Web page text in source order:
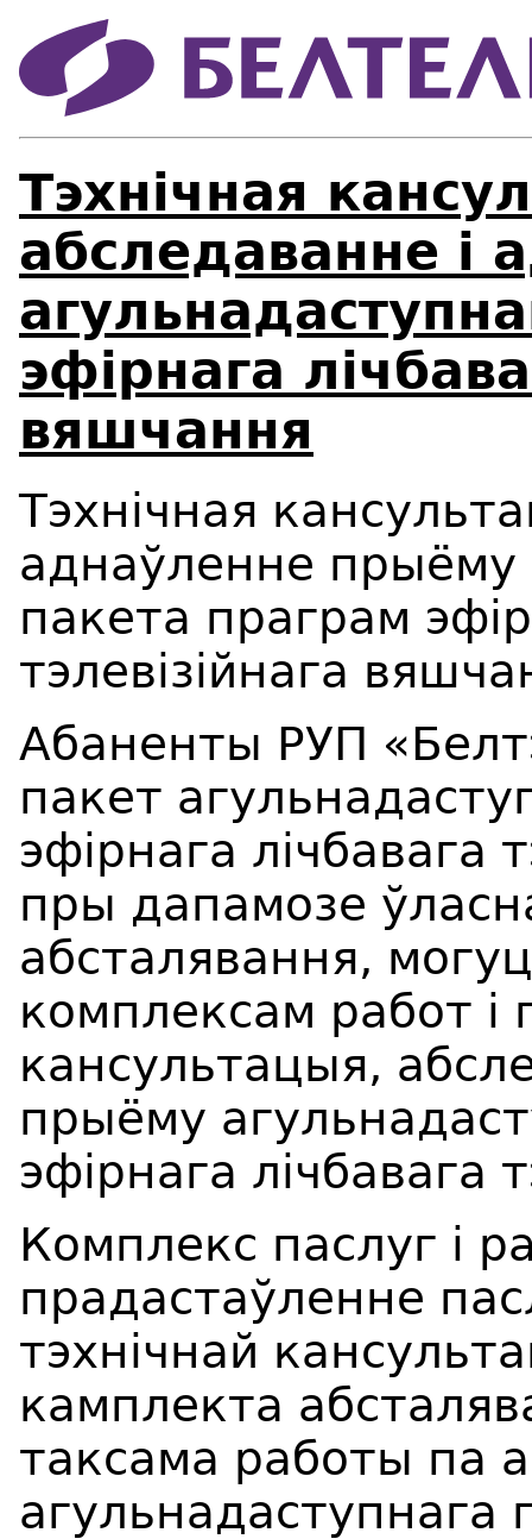
Тэхнічная
абследаванне і
эфірнага
вяшчання
Тэхнічная
аднаўленне прыёму
пакета праграм
тэлевізійнага
Абаненты РУП
пакет
эфірнага лічбавага
пры дапамозе
абсталявання,
комплексам работ і
кансультацыя,
прыёму
эфірнага лічбавага
Комплекс паслуг і
прадастаўленне
тэхнічнай
камплекта
таксама работы па
агульнадаступнага